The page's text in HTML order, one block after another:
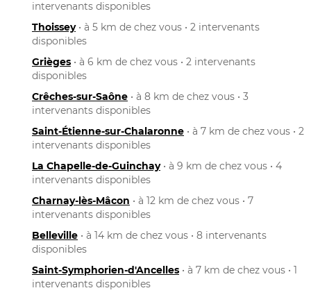
intervenants disponibles
Thoissey• à 5 km de chez vous • 2 intervenants
disponibles
Grièges • à 6 km de chez vous • 2 intervenants
disponibles
Crêches-sur-Saône • à 8 km de chez vous • 3
intervenants disponibles
Saint-Étienne-sur-Chalaronne • à 7 km de chez vous • 2
intervenants disponibles
La Chapelle-de-Guinchay• à 9 km de chez vous • 4
intervenants disponibles
Charnay-lès-Mâcon • à 12 km de chez vous • 7
intervenants disponibles
Belleville • à 14 km de chez vous • 8 intervenants
disponibles
Saint-Symphorien-d'Ancelles • à 7 km de chez vous • 1
intervenants disponibles